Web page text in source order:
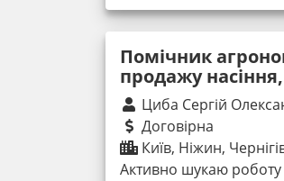
Помічник
продажу
Циба Сергій
Договірна
Київ, Ніжин,
Активно шукаю роботу